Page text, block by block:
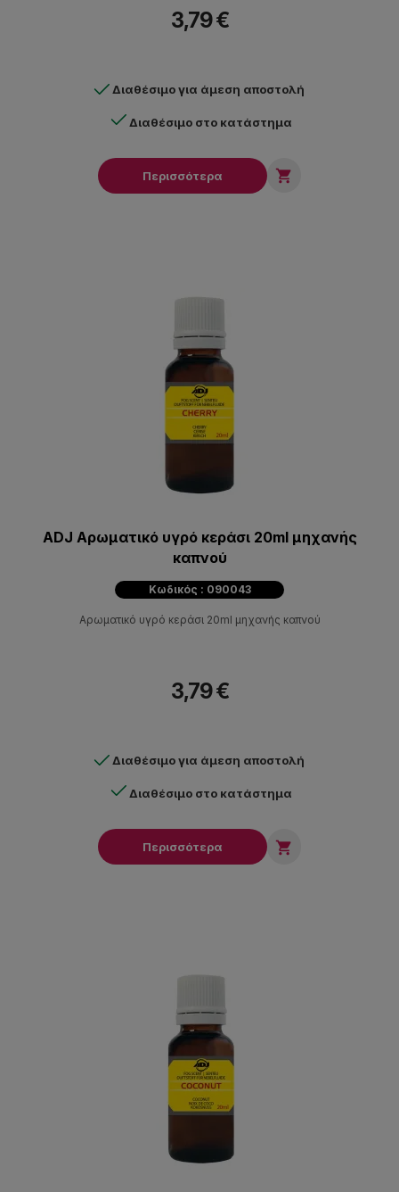
3,79 €
Διαθέσιμο για άμεση αποστολή
Διαθέσιμο στο κατάστημα
Περισσότερα 
ADJ Αρωματικό υγρό κεράσι 20ml μηχανής
καπνού
Κωδικός : 090043
Αρωματικό υγρό κεράσι 20ml μηχανής καπνού
3,79 €
Διαθέσιμο για άμεση αποστολή
Διαθέσιμο στο κατάστημα
Περισσότερα 